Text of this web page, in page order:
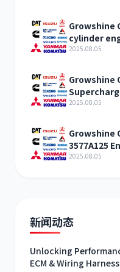
Growshine
cylinder
inquiry
2025.08.05
Growshine
2025.08.05
Growshine
3577A125
2025.08.05
新闻动态
Unlocking
ECM & Wiring